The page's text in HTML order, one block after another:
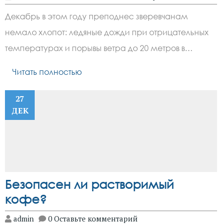
Декабрь в этом году преподнес зверевчанам
немало хлопот: ледяные дожди при отрицательных
температурах и порывы ветра до 20 метров в…
Читать полностью
27
ДЕК
Безопасен ли растворимый
кофе?
admin 0 Оставьте комментарий